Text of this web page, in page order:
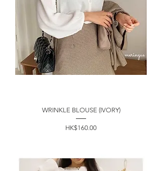
WRINKLE BLOUSE (IVORY)
價格
HK$160.00